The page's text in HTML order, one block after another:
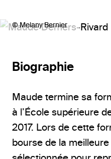
© Melany Bernier
Biographie
Maude termine sa
à l’École supérieure
2017. Lors de cette
bourse de la